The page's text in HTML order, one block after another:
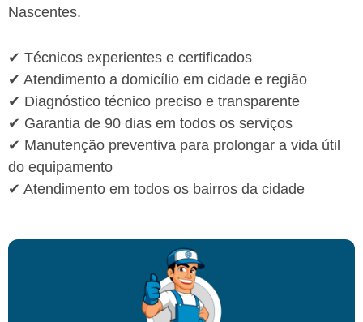
Nascentes.
✔ Técnicos experientes e certificados
✔ Atendimento a domicílio em cidade e região
✔ Diagnóstico técnico preciso e transparente
✔ Garantia de 90 dias em todos os serviços
✔ Manutenção preventiva para prolongar a vida útil
do equipamento
✔ Atendimento em todos os bairros da cidade